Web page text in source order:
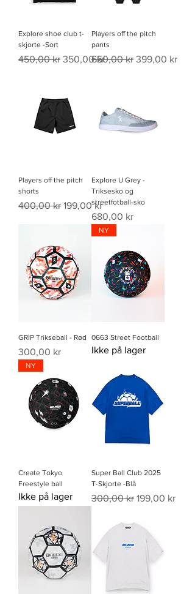
Explore shoe club t-
skjorte -Sort
Vanlig pris
450,00 kr Salgspris
350,00 kr
Players off the pitch
pants
Vanlig pris
650,00 kr Salgspris
399,00 kr
Players off the pitch
shorts
Vanlig pris
400,00 kr Salgspris
199,00 kr
Explore U Grey -
Triksesko og
streetfotball-sko
Pris
680,00 kr
GRIP Trikseball - Rød
Pris
300,00 kr
NY
0663 Street Football
Ikke på lager
NY
Create Tokyo
Freestyle ball
Ikke på lager
Super Ball Club 2025
T-Skjorte -Blå
Vanlig pris
300,00 kr Salgspris
199,00 kr